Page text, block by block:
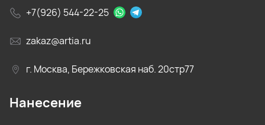
+7(926) 544-22-25
zakaz@artia.ru
г. Москва, Бережковская наб. 20стр77
Нанесение